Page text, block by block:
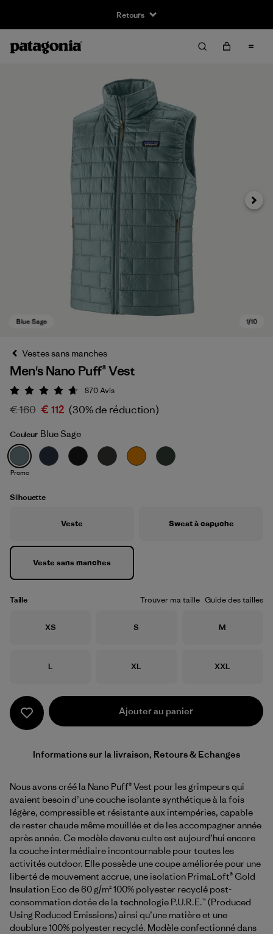
Retours
Blue Sage
Vestes sans manches
Men's Nano Puff® Vest
Évaluation: 4.7 / 5
870Avis
€ 160 € 112 (30% de réduction)
Couleur Blue Sage
Promo
Silhouette
Veste Sweat à capuche
Veste sans manches
Taille Trouver ma taille Guide des tailles
Taille
XS Taille
S Taille
M
Taille
L Taille
XL Taille
XXL
Ajouter au panier
Informations sur la livraison, Retours & Echanges
Nous avons créé la Nano Puff® Vest pour les grimpeurs qui
avaient besoin d’une couche isolante synthétique à la fois
légère, compressible et résistante aux intempéries, capable
de rester chaude même mouillée et de les accompagner année
après année. Ce modèle devenu culte est aujourd’hui encore
la couche intermédiaire incontournable pour toutes les
activités outdoor. Elle possède une coupe améliorée pour une
liberté de mouvement accrue, une isolation PrimaLoft® Gold
Insulation Eco de 60 g/m² 100% polyester recyclé post-
consommation dotée de la technologie P.U.R.E.™ (Produced
Using Reduced Emissions) ainsi qu’une matière et une
doublure 100% polyester recyclé. Modèle confectionné dans